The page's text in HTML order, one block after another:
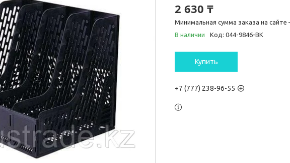
2 630 ₸
Минимальная сумма заказа на сайте
В наличии
Код: 044-9846-BK
Купить
+7 (777) 238-96-55